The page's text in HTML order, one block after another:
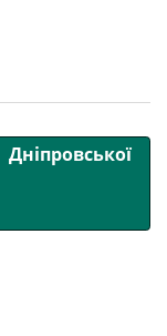
Дніпровської